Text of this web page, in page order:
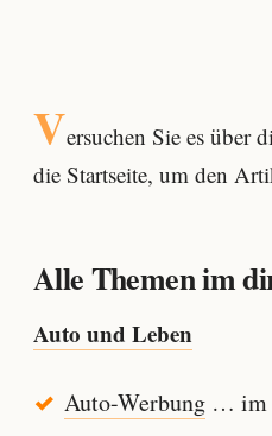
Versuchen Sie es über
die Startseite, um den
Alle Themen im
Auto und Leben
Auto-Werbung… im